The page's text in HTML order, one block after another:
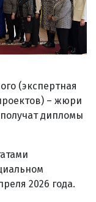
(экспертная
– жюри
дипломы
2026 года.